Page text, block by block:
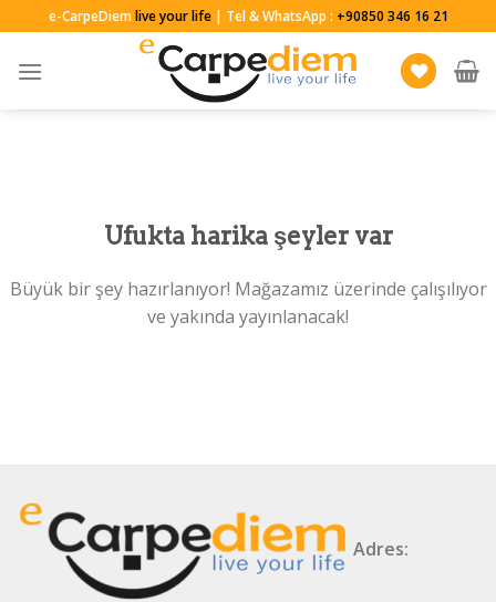
to
content
e-CarpeDiemlive your life| Tel & WhatsApp : +90850 346 16 21
Ufukta harika şeyler var
Büyük bir şey hazırlanıyor! Mağazamız üzerinde çalışılıyor
ve yakında yayınlanacak!
Adres: